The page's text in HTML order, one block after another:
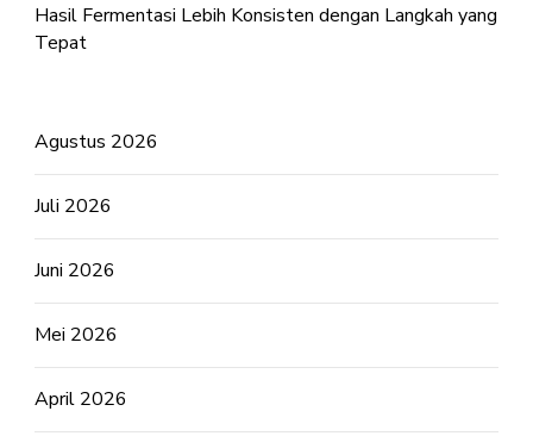
Hasil Fermentasi Lebih Konsisten dengan Langkah yang
Tepat
Agustus 2026
Juli 2026
Juni 2026
Mei 2026
April 2026